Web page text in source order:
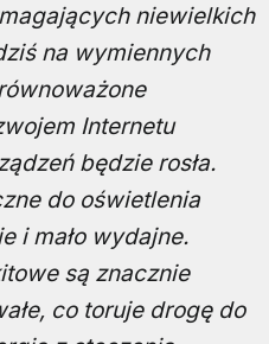
niewielkich
na wymiennych
Internetu
będzie rosła.
do oświetlenia
i mało wydajne.
są znacznie
co toruje drogę do